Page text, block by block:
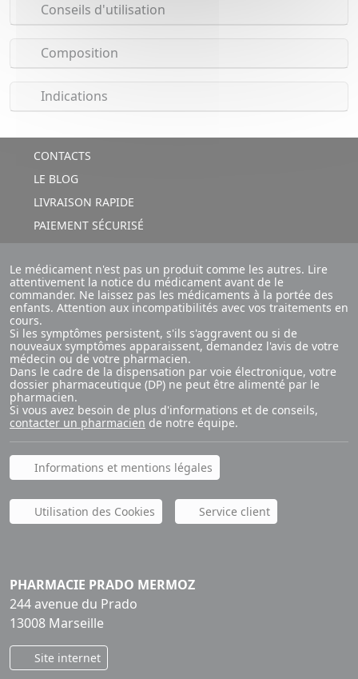
Conseils d'utilisation
Composition
Indications
CONTACTS
LE BLOG
LIVRAISON RAPIDE
PAIEMENT SÉCURISÉ
Le médicament n'est pas un produit comme les autres. Lire
attentivement la notice du médicament avant de le
commander. Ne laissez pas les médicaments à la portée des
enfants. Attention aux incompatibilités avec vos traitements en
cours.
Si les symptômes persistent, s'ils s'aggravent ou si de
nouveaux symptômes apparaissent, demandez l'avis de votre
médecin ou de votre pharmacien.
Dans le cadre de la dispensation par voie électronique, votre
dossier pharmaceutique (DP) ne peut être alimenté par le
pharmacien.
Si vous avez besoin de plus d'informations et de conseils,
contacter un pharmacien de notre équipe.
Informations et mentions légales
Utilisation des Cookies Service client
PHARMACIE PRADO MERMOZ
244 avenue du Prado
13008 Marseille
Site internet